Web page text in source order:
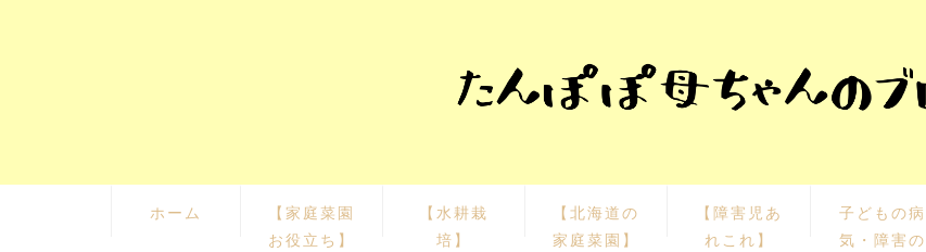
ホーム
【家庭菜園
お役立ち】
【水耕栽
培】
【北海道の
家庭菜園】
【障害児あ
れこれ】
子どもの病
気・障害の